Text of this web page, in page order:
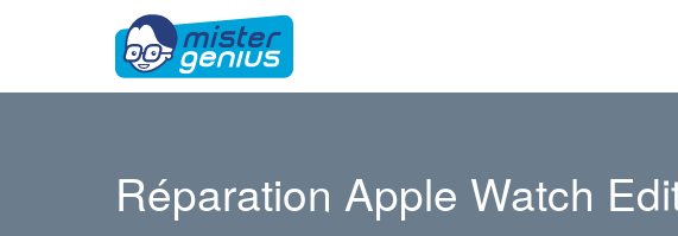
Réparation Apple Watch